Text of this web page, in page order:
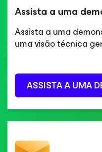
Assista a uma
Assista a uma
uma visão técnica
ASSISTA A UMA